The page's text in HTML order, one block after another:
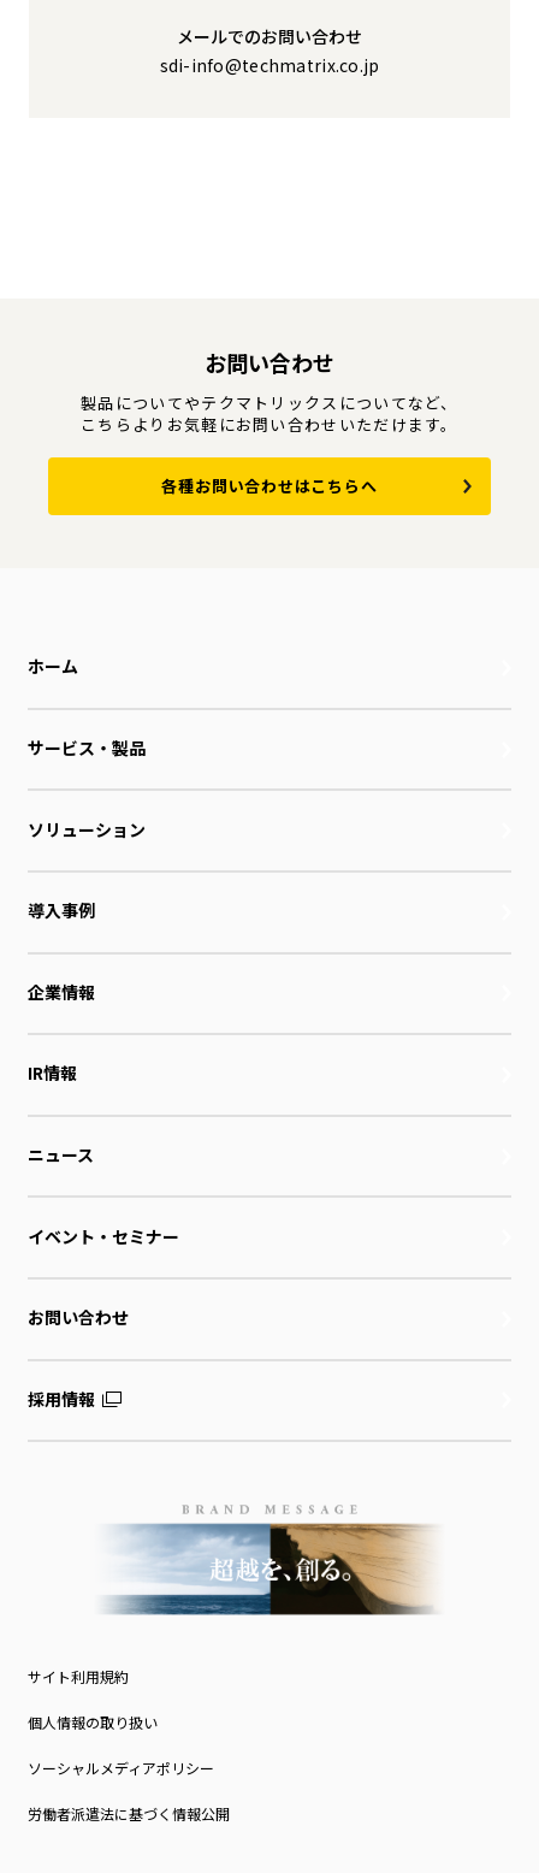
メールでのお問い合わせ
sdi-info@techmatrix.co.jp
お問い合わせ
製品についてやテクマトリックスについてなど、
こちらよりお気軽にお問い合わせいただけます。
各種お問い合わせはこちらへ
ホーム
サービス・製品
ソリューション
導入事例
企業情報
IR情報
ニュース
イベント・セミナー
お問い合わせ
採用情報
サイト利用規約
個人情報の取り扱い
ソーシャルメディアポリシー
労働者派遣法に基づく情報公開